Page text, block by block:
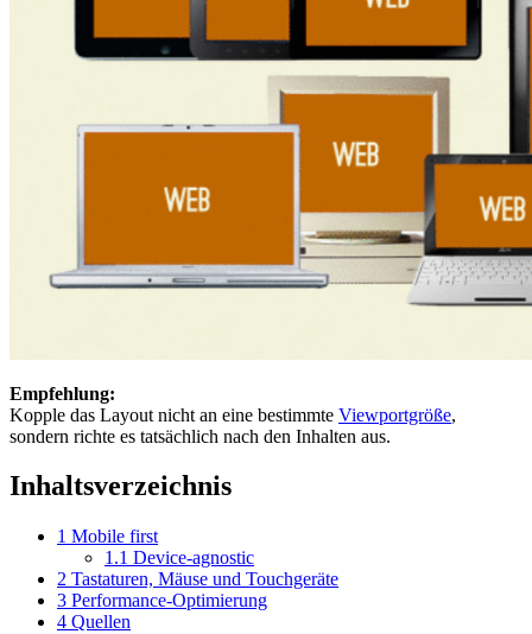
Empfehlung:
Kopple das Layout nicht an eine bestimmte Viewportgröße,
sondern richte es tatsächlich nach den Inhalten aus.
Inhaltsverzeichnis
1 Mobile first
1.1 Device-agnostic
2 Tastaturen, Mäuse und Touchgeräte
3 Performance-Optimierung
4 Quellen